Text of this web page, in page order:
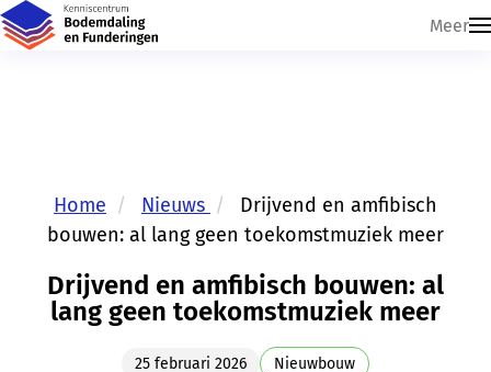
Skip navigatie
Meer
Home Nieuws
Drijvend en amfibisch
bouwen: al lang geen toekomstmuziek meer
Drijvend en amfibisch bouwen: al
lang geen toekomstmuziek meer
25 februari 2026 Nieuwbouw